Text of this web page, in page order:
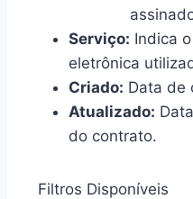
Serviço: Indica
eletrônica
Criado: Data de
Atualizado:
do contrato.
Filtros Disponíveis